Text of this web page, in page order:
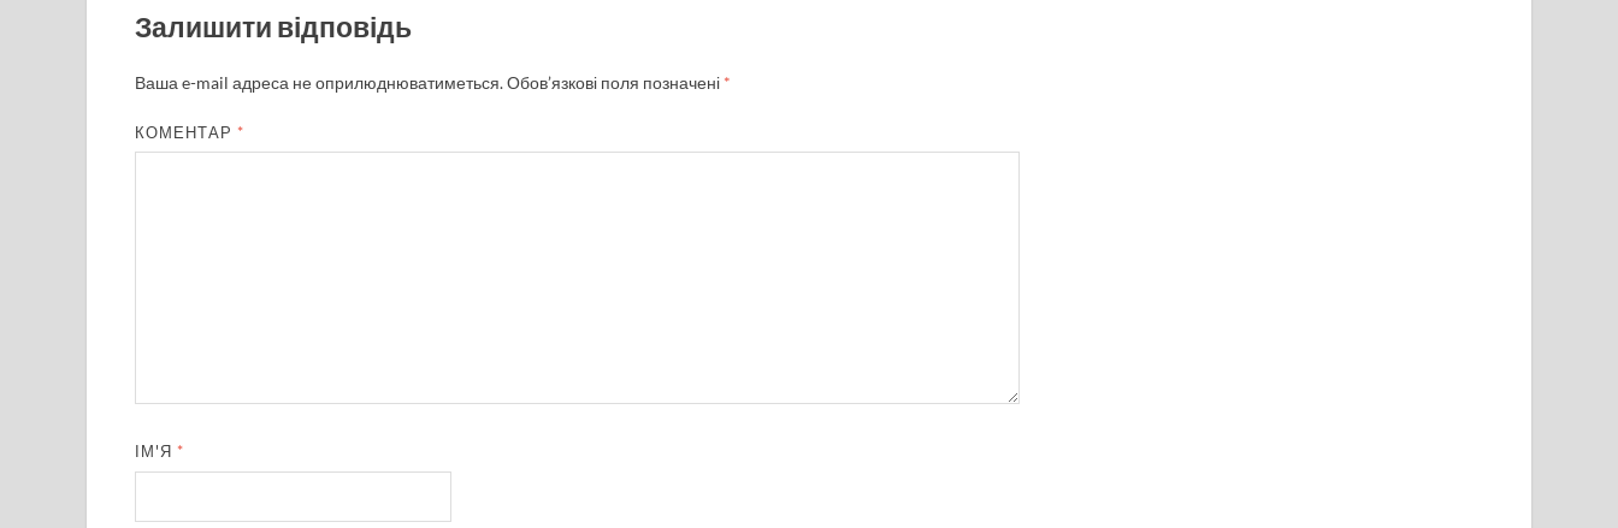
Залишити відповідь
Ваша e-mail адреса не оприлюднюватиметься.Обов’язкові поля позначені *
КОМЕНТАР *
ІМ'Я *